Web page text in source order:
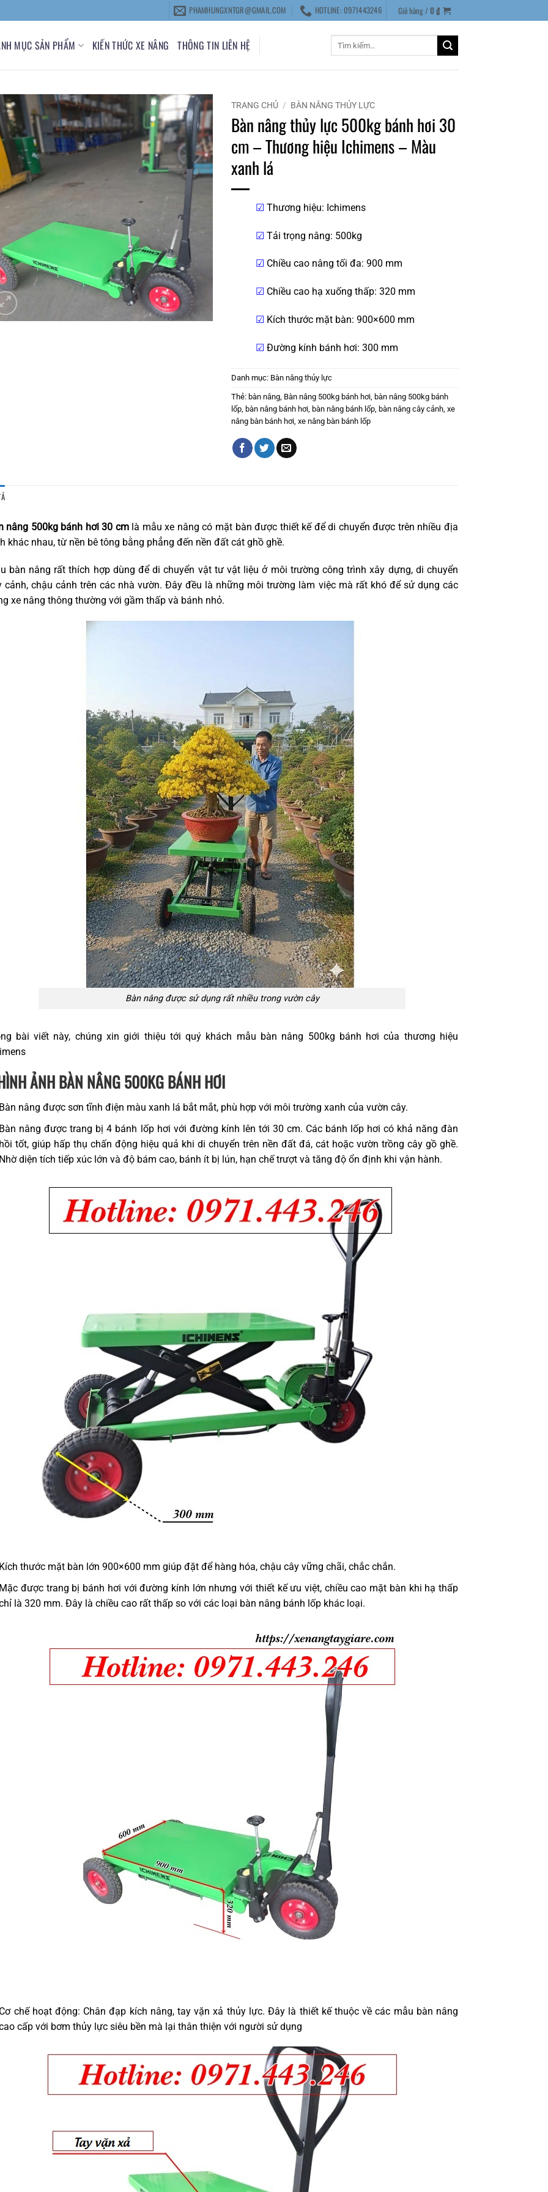
PHAMHUNGXNTGR@GMAIL.COM HOTLINE: 0971443246 Giỏ hàng /0₫
MỤC SẢN PHẨM KIẾN THỨC XE NÂNG THÔNG TIN LIÊN HỆ
TRANG CHỦ / BÀN NÂNG THỦY LỰC
Bàn nâng thủy lực 500kg bánh hơi 30
cm – Thương hiệu Ichimens – Màu
xanh lá
☑ Thương hiệu: Ichimens
☑ Tải trọng nâng: 500kg
☑ Chiều cao nâng tối đa: 900 mm
☑ Chiều cao hạ xuống thấp: 320 mm
☑ Kích thước mặt bàn: 900×600 mm
☑ Đường kính bánh hơi: 300 mm
Danh mục: Bàn nâng thủy lực
Thẻ:bàn nâng Bàn nâng 500kg bánh hơi ,bàn nâng 500kg bánh
lốp ,bàn nâng bánh hơi ,bàn nâng bánh lốp ,bàn nâng cây cảnh ,xe
nâng bàn bánh hơi ,xe nâng bàn bánh lốp
nâng 500kg bánh hơi 30 cmlà mẫu xe nâng có mặt bàn được thiết kế để di chuyển được trên nhiều địa
khác nhau, từ nền bê tông bằng phẳng đến nền đất cát ghồ ghề.
bàn nâng rất thích hợp dùng để di chuyển vật tư vật liệu ở môi trường công trình xây dựng, di chuyển
cảnh, chậu cảnh trên các nhà vườn. Đây đều là những môi trường làm việc mà rất khó để sử dụng các
xe nâng thông thường với gầm thấp và bánh nhỏ.
Bàn nâng được sử dụng rất nhiều trong vườn cây
bài viết này, chúng xin giới thiệu tới quý khách mẫu bàn nâng 500kg bánh hơi của thương hiệu
ẢNH BÀN NÂNG 500KG BÁNH HƠI
Bàn nâng được sơn tĩnh điện màu xanh lá bắt mắt, phù hợp với môi trường xanh của vườn cây.
Bàn nâng được trang bị 4 bánh lốp hơi với đường kính lên tới 30 cm. Các bánh lốp hơi có khả năng đàn
hồi tốt, giúp hấp thụ chấn động hiệu quả khi di chuyển trên nền đất đá, cát hoặc vườn trồng cây gồ ghề.
Nhờ diện tích tiếp xúc lớn và độ bám cao, bánh ít bị lún, hạn chế trượt và tăng độ ổn định khi vận hành.
Kích thước mặt bàn lớn 900×600 mm giúp đặt để hàng hóa, chậu cây vững chãi, chắc chắn.
Mặc được trang bị bánh hơi với đường kính lớn nhưng với thiết kế ưu việt, chiều cao mặt bàn khi hạ thấp
là 320 mm. Đây là chiều cao rất thấp so với các loại bàn nâng bánh lốp khác loại.
Cơ chế hoạt động: Chân đạp kích nâng, tay vặn xả thủy lực. Đây là thiết kế thuộc về các mẫu bàn nâng
cấp với bơm thủy lực siêu bền mà lại thân thiện với người sử dụng